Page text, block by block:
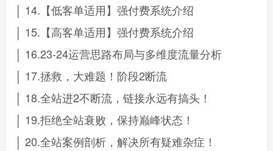
│ 14.【低客单适用】强付费系统介绍
│ 15.【高客单适用】强付费系统介绍
│ 16.23-24运营思路布局与多维度流量分析
│ 17.拯救，大难题！阶段2断流
│ 18.全站进2不断流，链接永远有搞头！
│ 19.拒绝全站衰败，保持巅峰状态！
│ 20.全站案例剖析，解决所有疑难杂症！